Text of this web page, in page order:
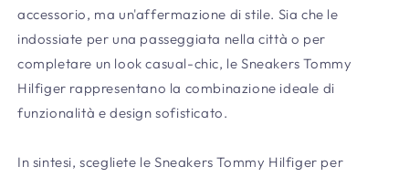
accessorio, ma un'affermazione di stile. Sia che le
indossiate per una passeggiata nella città o per
completare un look casual-chic, le Sneakers Tommy
Hilfiger rappresentano la combinazione ideale di
funzionalità e design sofisticato.
In sintesi, scegliete le Sneakers Tommy Hilfiger per